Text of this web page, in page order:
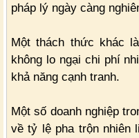
pháp lý ngày càng
Một thách thức khác
không lo ngại chi phí
khả năng cạnh tranh.
Một số doanh nghiệp
về tỷ lệ pha trộn nhiên